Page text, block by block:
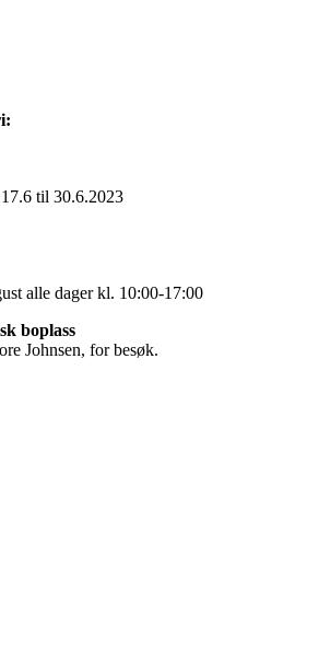
til 30.6.2023
alle dager kl. 10:00-17:00
boplass
Johnsen, for besøk.